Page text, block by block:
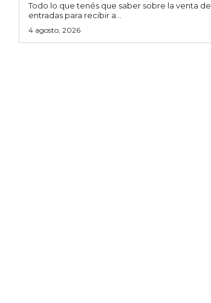
Todo lo que tenés que saber sobre la venta de
entradas para recibir a...
4 agosto, 2026